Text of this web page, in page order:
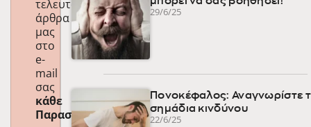
τελευταία
άρθρα
μας
στο
e-
mail
σας
κάθε
Παρασκευή !
29/6/25
Πονοκέφαλος: Αναγνωρίστε
σημάδια κινδύνου
22/6/25